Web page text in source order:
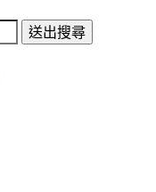
送出搜尋